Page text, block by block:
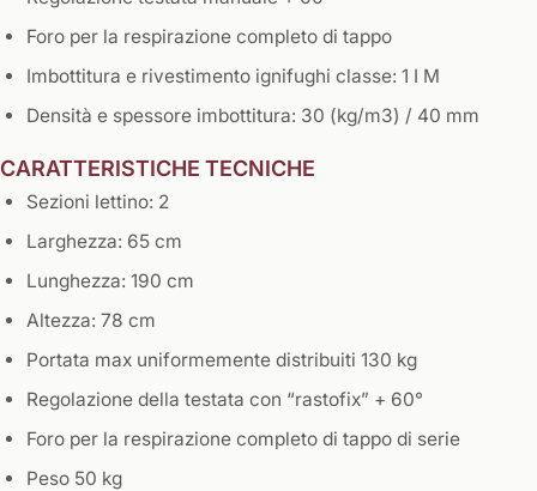
Foro per la respirazione completo di tappo
Imbottitura e rivestimento ignifughi classe: 1 I M
Densità e spessore imbottitura: 30 (kg/m3) / 40 mm
CARATTERISTICHE TECNICHE
Sezioni lettino: 2
Larghezza: 65 cm
Lunghezza: 190 cm
Altezza: 78 cm
Portata max uniformemente distribuiti 130 kg
Regolazione della testata con “rastofix” + 60°
Foro per la respirazione completo di tappo di serie
Peso 50 kg